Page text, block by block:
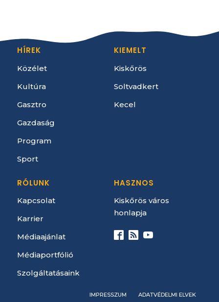
HÍREK
Közélet
Kultúra
Gasztro
Gazdaság
Program
Sport
KIEMELT
Kiskőrös
Soltvadkert
Kecel
RÓLUNK
Kapcsolat
Karrier
Médiaajánlat
Médiaportfólió
Szolgáltatásaink
HASZNOS
Kiskőrös város
honlapja
IMPRESSZUM ADATVÉDELMI ELVEK